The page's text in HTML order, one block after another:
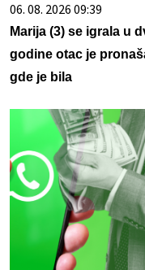
06. 08. 2026 09:39
Marija (3) se igrala u
godine otac je
gde je bila